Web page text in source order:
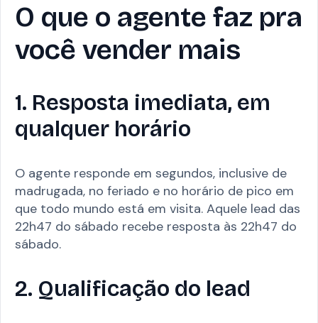
O que o agente faz pra
você vender mais
1. Resposta imediata, em
qualquer horário
O agente responde em segundos, inclusive de
madrugada, no feriado e no horário de pico em
que todo mundo está em visita. Aquele lead das
22h47 do sábado recebe resposta às 22h47 do
sábado.
2. Qualificação do lead